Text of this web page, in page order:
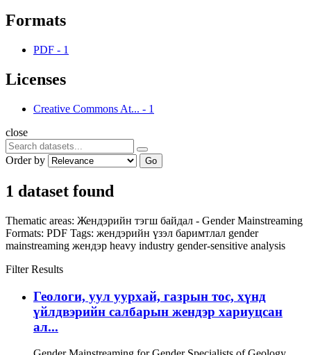
Formats
PDF - 1
Licenses
Creative Commons At... - 1
close
Order by Go
1 dataset found
Thematic areas: Жендэрийн тэгш байдал - Gender Mainstreaming
Formats: PDF Tags: жендэрийн үзэл баримтлал gender
mainstreaming жендэр heavy industry gender-sensitive analysis
Filter Results
Геологи, уул уурхай, газрын тос, хүнд
үйлдвэрийн салбарын жендэр хариуцсан
ал...